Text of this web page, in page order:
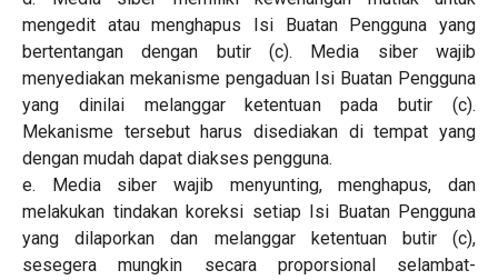
mengedit atau menghapus Isi Buatan Pengguna yang
bertentangan dengan butir (c). Media siber wajib
menyediakan mekanisme pengaduan Isi Buatan Pengguna
yang dinilai melanggar ketentuan pada butir (c).
Mekanisme tersebut harus disediakan di tempat yang
dengan mudah dapat diakses pengguna.
e. Media siber wajib menyunting, menghapus, dan
melakukan tindakan koreksi setiap Isi Buatan Pengguna
yang dilaporkan dan melanggar ketentuan butir (c),
sesegera mungkin secara proporsional selambat-